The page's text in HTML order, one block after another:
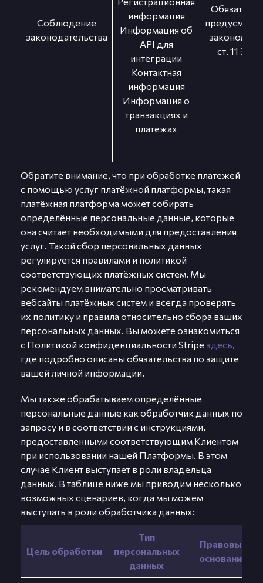
Соблюдение
законодательства
информация
Информация об
API для
интеграции
Контактная
информация
Информация о
транзакциях и
платежах
законом (п.
ст. 11
Обратите внимание, что при обработке платежей
с помощью услуг платёжной платформы, такая
платёжная платформа может собирать
определённые персональные данные, которые
она считает необходимыми для предоставления
услуг. Такой сбор персональных данных
регулируется правилами и политикой
соответствующих платёжных систем. Мы
рекомендуем внимательно просматривать
вебсайты платёжных систем и всегда проверять
их политику и правила относительно сбора ваших
персональных данных. Вы можете ознакомиться
с Политикой конфиденциальности Stripe здесь,
где подробно описаны обязательства по защите
вашей личной информации.
Мы также обрабатываем определённые
персональные данные как обработчик данных по
запросу и в соответствии с инструкциями,
предоставленными соответствующим Клиентом
при использовании нашей Платформы. В этом
случае Клиент выступает в роли владельца
данных. В таблице ниже мы приводим несколько
возможных сценариев, когда мы можем
выступать в роли обработчика данных:
Цель обработки
Тип
персональных
данных
Правовые
основания